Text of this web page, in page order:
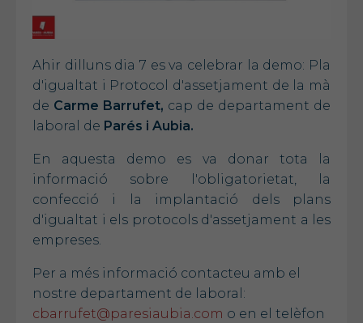
Ahir dilluns dia 7 es va celebrar la demo: Pla
d'igualtat i Protocol d'assetjament de la mà
de Carme Barrufet, cap de departament de
laboral de Parés i Aubia.
En aquesta demo es va donar tota la
informació sobre l'obligatorietat, la
confecció i la implantació dels plans
d'igualtat i els protocols d'assetjament a les
empreses.
Per a més informació contacteu amb el
nostre departament de laboral:
cbarrufet@paresiaubia.com o en el telèfon